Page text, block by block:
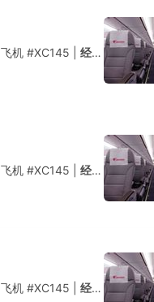
飞机 #XC145 经济舱
飞机 #XC145 经济舱
飞机 #XC145 经济舱